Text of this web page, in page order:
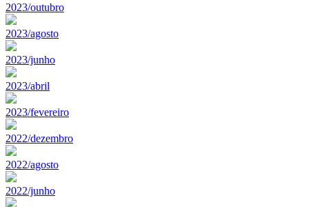
2023/outubro
2023/agosto
2023/junho
2023/abril
2023/fevereiro
2022/dezembro
2022/agosto
2022/junho